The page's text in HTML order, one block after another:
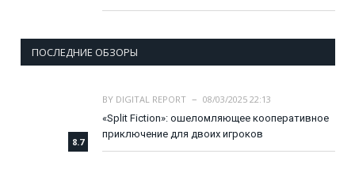
ПОСЛЕДНИЕ ОБЗОРЫ
8.7
BY DIGITAL REPORT
08/03/2025 22:13
«Split Fiction»: ошеломляющее кооперативное
приключение для двоих игроков